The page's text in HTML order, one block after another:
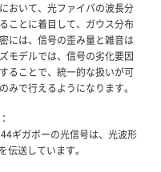
おいて、光ファイバの波長分
ことに着目して、ガウス分布
には、信号の歪み量と雑音は
モデルでは、信号の劣化要因
ることで、統一的な扱いが可
みで行えるようになります。
ギガボーの光信号は、光波形
送しています。